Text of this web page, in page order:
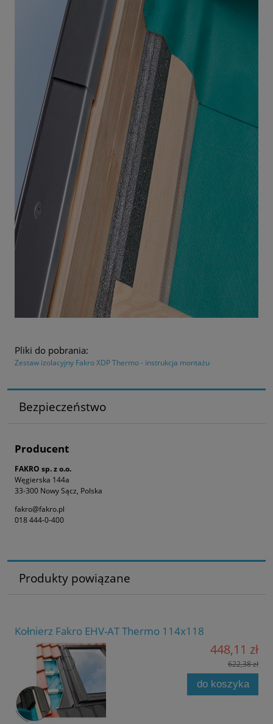
Pliki do pobrania:
Zestaw izolacyjny Fakro XDP Thermo - instrukcja montażu
Bezpieczeństwo
Producent
FAKRO sp. z o.o.
Węgierska 144a
33-300 Nowy Sącz, Polska
fakro@fakro.pl
018 444-0-400
Produkty powiązane
Kołnierz Fakro EHV-AT Thermo 114x118
448,11 zł
622,38 zł
do koszyka